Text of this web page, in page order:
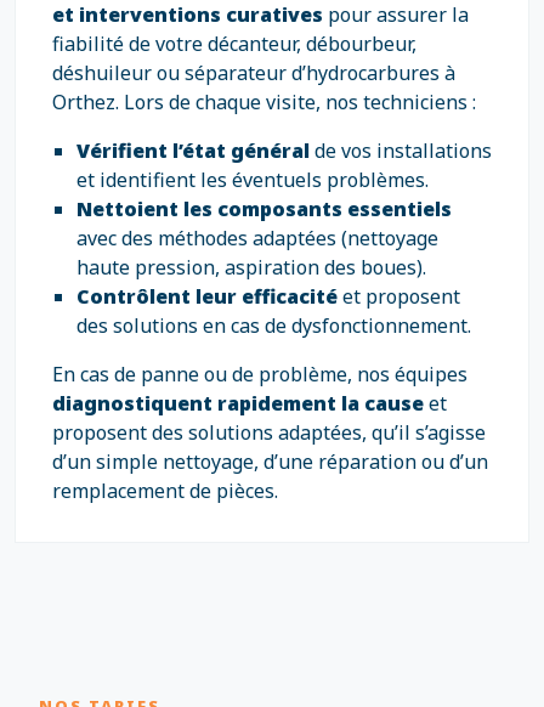
et interventions curatives pour assurer la
fiabilité de votre décanteur, débourbeur,
déshuileur ou séparateur d’hydrocarbures à
Orthez. Lors de chaque visite, nos techniciens :
Vérifient l’état généralde vos installations
et identifient les éventuels problèmes.
Nettoient les composants essentiels
avec des méthodes adaptées (nettoyage
haute pression, aspiration des boues).
Contrôlent leur efficacitéet proposent
des solutions en cas de dysfonctionnement.
En cas de panne ou de problème, nos équipes
diagnostiquent rapidement la causeet
proposent des solutions adaptées, qu’il s’agisse
d’un simple nettoyage, d’une réparation ou d’un
remplacement de pièces.